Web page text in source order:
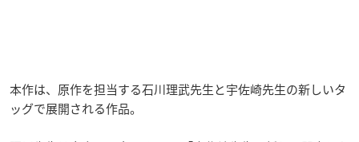
本作は、原作を担当する石川理武先生と宇佐崎先生の新しいタ
ッグで展開される作品。